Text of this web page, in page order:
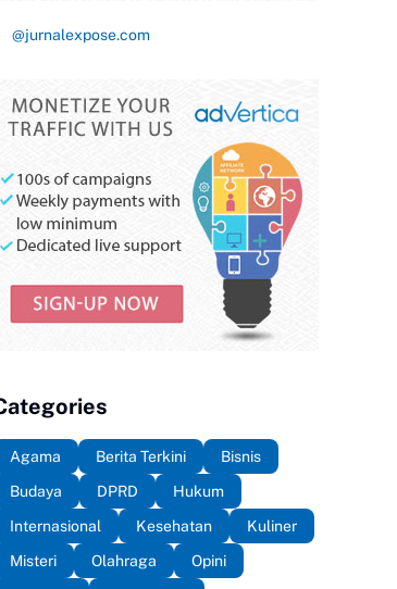
@jurnalexpose.com
Agama Berita Terkini
Bisnis
Budaya
DPRD
Hukum
Internasional
Kesehatan
Kuliner
Misteri
Olahraga
Opini